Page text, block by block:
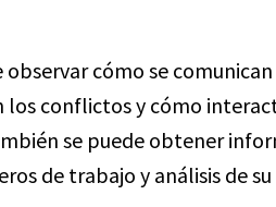
cómo se comunican
los conflictos y cómo
se puede obtener
de trabajo y análisis de